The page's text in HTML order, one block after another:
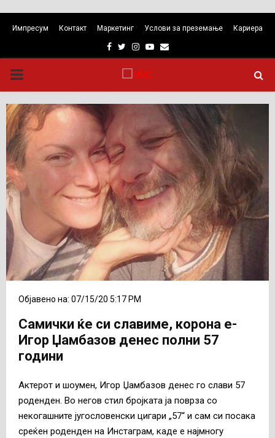
Импресум Контакт Маркетинг Услови за преземање Кариера
Facebook
TwitterInstagram
Youtube
Email
PRIMARY
MENU
Објавено на: 07/15/20 5:17 PM
Самички ќе си славиме, корона е-
Игор Џамбазов денес полни 57
години
Актерот и шоумен, Игор Џамбазов денес го слави 57
роденден. Во негов стил бројката ја поврза со
некогашните југословенски цигари „57“ и сам си посака
среќен роденден на Инстаграм, каде е најмногу